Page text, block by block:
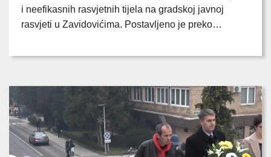
i neefikasnih rasvjetnih tijela na gradskoj javnoj
rasvjeti u Zavidovićima. Postavljeno je preko…